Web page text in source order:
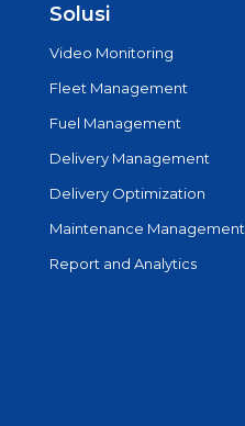
Solusi
Video Monitoring
Fleet Management
Fuel Management
Delivery Management
Delivery Optimization
Maintenance Management
Report and Analytics